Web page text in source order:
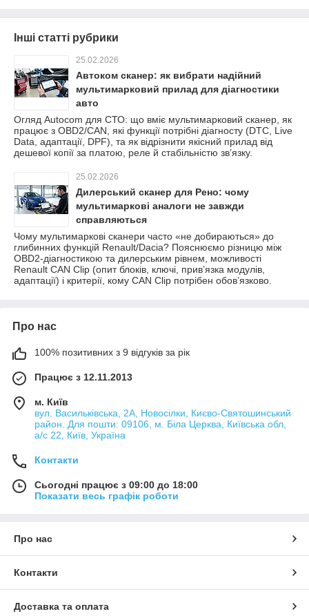
Інші статті рубрики
25.02.2026
Автоком сканер: як вибрати надійний
мультимарковий прилад для діагностики
авто
Огляд Autocom для СТО: що вміє мультимарковий сканер, як
працює з OBD2/CAN, які функції потрібні діагносту (DTC, Live
Data, адаптації, DPF), та як відрізнити якісний прилад від
дешевої копії за платою, реле й стабільністю зв’язку.
25.02.2026
Дилерський сканер для Рено: чому
мультимаркові аналоги не завжди
справляються
Чому мультимаркові сканери часто «не добираються» до
глибинних функцій Renault/Dacia? Пояснюємо різницю між
OBD2-діагностикою та дилерським рівнем, можливості
Renault CAN Clip (опит блоків, ключі, прив’язка модулів,
адаптації) і критерії, кому CAN Clip потрібен обов’язково.
Про нас
100% позитивних з 9 відгуків за рік
Працює з 12.11.2013
м. Київ
вул. Васильківська, 2А, Новосілки, Києво-Святошинський
район. Для пошти: 09106, м. Біла Церква, Київська обл,
а/с 22, Київ, Україна
Контакти
Сьогодні працює з 09:00 до 18:00
Показати весь графік роботи
Про нас
Контакти
Доставка та оплата